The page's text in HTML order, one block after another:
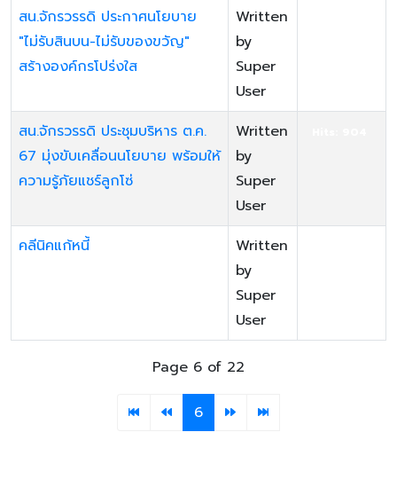
สน.จักรวรรดิ ประกาศนโยบาย
"ไม่รับสินบน-ไม่รับของขวัญ"
สร้างองค์กรโปร่งใส
Written
by
Super
User
สน.จักรวรรดิ ประชุมบริหาร ต.ค.
67 มุ่งขับเคลื่อนนโยบาย พร้อมให้
ความรู้ภัยแชร์ลูกโซ่
Written
by
Super
User
คลีนิคแก้หนี้
Written
by
Super
User
Page 6 of 22
6